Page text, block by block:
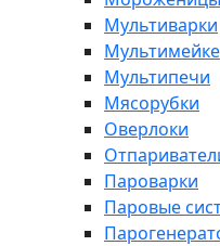
Мультиварки
Мультипечи
Мясорубки
Оверлоки
Пароварки
Паровые